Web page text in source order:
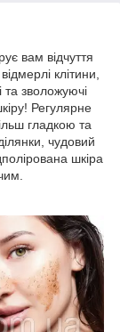
вам відчуття
клітини,
зволожуючі
Регулярне
гладкою та
чудовий
шкіра